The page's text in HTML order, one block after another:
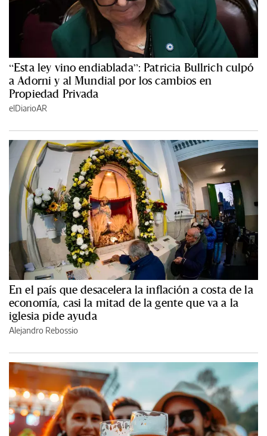
“Esta ley vino endiablada”: Patricia Bullrich culpó
a Adorni y al Mundial por los cambios en
Propiedad Privada
elDiarioAR
En el país que desacelera la inflación a costa de la
economía, casi la mitad de la gente que va a la
iglesia pide ayuda
Alejandro Rebossio